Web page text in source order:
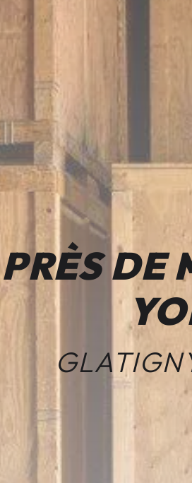
DE